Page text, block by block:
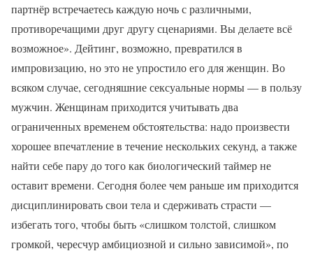
партнёр встречаетесь каждую ночь с различными,
противоречащими друг другу сценариями. Вы делаете всё
возможное». Дейтинг, возможно, превратился в
импровизацию, но это не упростило его для женщин. Во
всяком случае, сегодняшние сексуальные нормы — в пользу
мужчин. Женщинам приходится учитывать два
ограниченных временем обстоятельства: надо произвести
хорошее впечатление в течение нескольких секунд, а также
найти себе пару до того как биологический таймер не
оставит времени. Сегодня более чем раньше им приходится
дисциплинировать свои тела и сдерживать страсти —
избегать того, чтобы быть «слишком толстой, слишком
громкой, чересчур амбициозной и сильно зависимой», по